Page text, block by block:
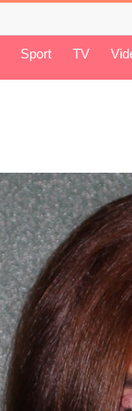
Sport TV